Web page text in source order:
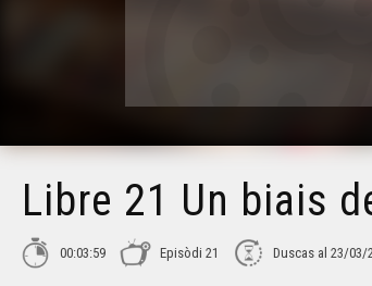
Libre 21 Un biais
00:03:59 Episòdi 21 Duscas al 23/03/